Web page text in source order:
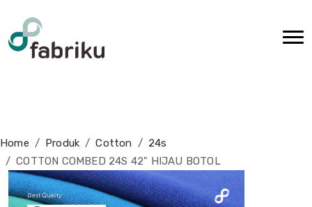
Home Produk Cotton
24s
COTTON COMBED 24S 42" HIJAU BOTOL